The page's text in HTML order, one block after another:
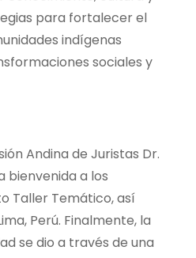
para fortalecer el
indígenas
sociales y
Andina de Juristas Dr.
bienvenida a los
Taller Temático, así
Perú. Finalmente, la
se dio a través de una